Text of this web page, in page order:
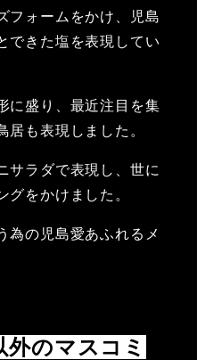
フォームをかけ、児島
できた塩を表現してい
に盛り、最近注目を集
居も表現しました。
サラダで表現し、世に
グをかけました。
為の児島愛あふれるメ
外のマスコミ